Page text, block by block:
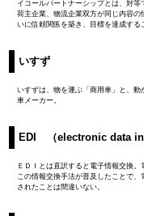
イコールパートナーシップとは、対等
荷主企業、物流企業双方が同じ内容
いに信頼関係を築き、目標を達成する
いすず
いすずは、物を運ぶ「商用車」と、
車メーカー。
EDI （electronic data
ＥＤＩとは直訳すると電子情報交換。
この情報交換手法が普及したことで
されたことは間違いない。